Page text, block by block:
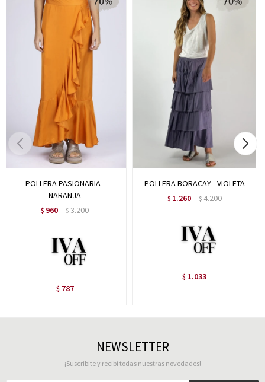
POLLERA PASIONARIA -
NARANJA
$ 960 $3.200
$ 787
POLLERA BORACAY - VIOLETA
$ 1.260 $4.200
$ 1.033
NEWSLETTER
¡Suscribite y recibí todas nuestras novedades!